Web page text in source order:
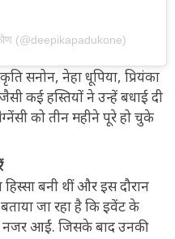
(@deepikapadukone)
सनोन, नेहा धूपिया, प्रियंका
कई हस्तियों ने उन्हें बधाई दी
को तीन महीने पूरे हो चुके
हिस्सा बनी थीं और इस दौरान
जा रहा है कि इवेंट के
नजर आईं. जिसके बाद उनकी